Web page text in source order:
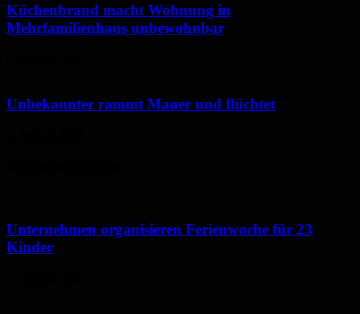
Küchenbrand macht Wohnung in
Mehrfamilienhaus unbewohnbar
Unbekannter rammt Mauer und flüchtet
Unternehmen organisieren Ferienwoche für 23
Kinder